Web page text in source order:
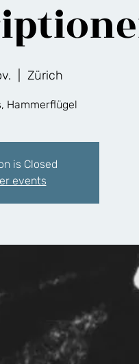
Zürich
Hammerflügel
is Closed
events